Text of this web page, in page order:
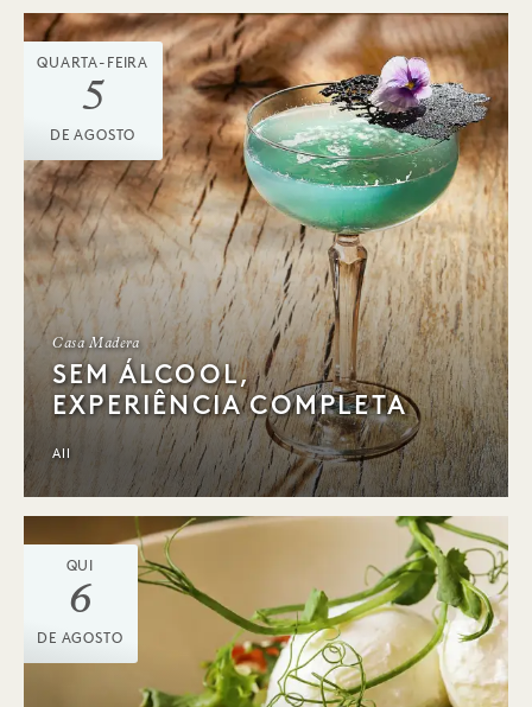
QUARTA-FEIRA
5
DE AGOSTO
Casa Madera
SEM ÁLCOOL,
EXPERIÊNCIA COMPLETA
All
QUI
6
DE AGOSTO